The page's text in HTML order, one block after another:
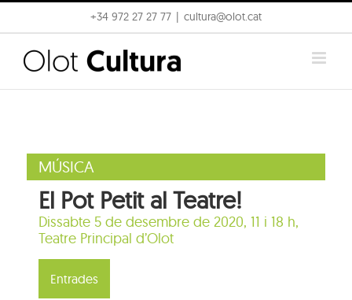
to
content
+34 972 27 27 77 cultura@olot.cat
MÚSICA
El Pot Petit al Teatre!
Dissabte 5 de desembre de 2020, 11 i 18 h,
Teatre Principal d’Olot
Entrades